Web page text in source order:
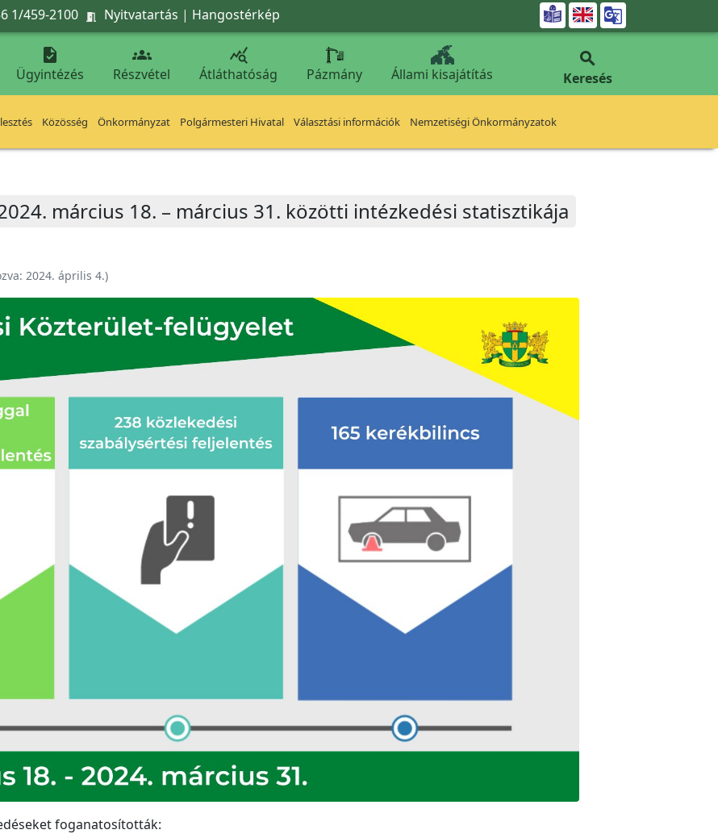
1/459-2100  Nyitvatartás | Hangostérkép 

Ügyintézés

Részvétel

Átláthatóság Pázmány Állami kisajátítás

Keresés
Közösség Önkormányzat Polgármesteri Hivatal Választási információk Nemzetiségi Önkormányzatok
március 18. – március 31. közötti intézkedési statisztikája
2024. április 4.)
foganatosították: